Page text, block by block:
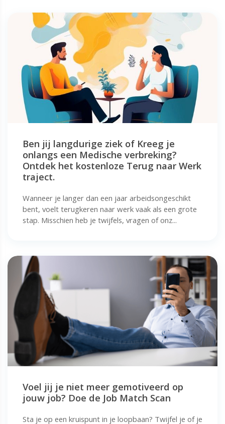
Ben jij langdurige ziek of Kreeg je
onlangs een Medische verbreking?
Ontdek het kostenloze Terug naar Werk
traject.
Wanneer je langer dan een jaar arbeidsongeschikt
bent, voelt terugkeren naar werk vaak als een grote
stap. Misschien heb je twijfels, vragen of onz...
Voel jij je niet meer gemotiveerd op
jouw job? Doe de Job Match Scan
Sta je op een kruispunt in je loopbaan? Twijfel je of je